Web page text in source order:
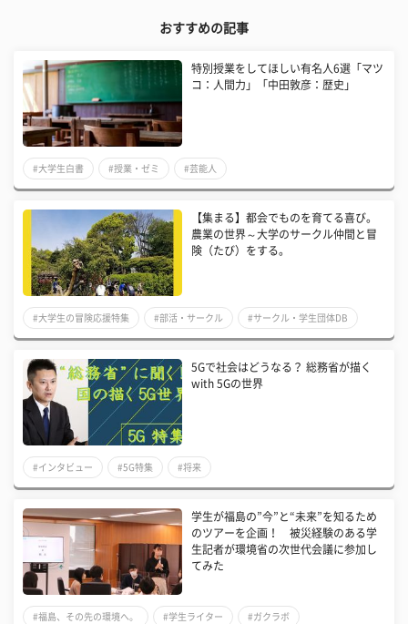
おすすめの記事
特別授業をしてほしい有名人6選「マツ
コ：人間力」「中田敦彦：歴史」
#大学生白書 #授業・ゼミ #芸能人
【集まる】都会でものを育てる喜び。
農業の世界～大学のサークル仲間と冒
険（たび）をする。
#大学生の冒険応援特集 #部活・サークル #サークル・学生団体DB
5Gで社会はどうなる？ 総務省が描く
with 5Gの世界
#インタビュー #5G特集 #将来
学生が福島の”今”と“未来”を知るため
のツアーを企画！ 被災経験のある学
生記者が環境省の次世代会議に参加し
てみた
#福島、その先の環境へ。 #学生ライター #ガクラボ